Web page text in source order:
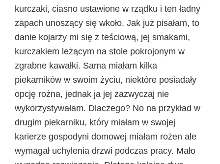
kurczaki, ciasno ustawione w rządku i ten ładny
zapach unoszący się wkoło. Jak już pisałam, to
danie kojarzy mi się z teściową, jej smakami,
kurczakiem leżącym na stole pokrojonym w
zgrabne kawałki. Sama miałam kilka
piekarników w swoim życiu, niektóre posiadały
opcję rożna, jednak ja jej zazwyczaj nie
wykorzystywałam. Dlaczego? No na przykład w
drugim piekarniku, który miałam w swojej
karierze gospodyni domowej miałam rożen ale
wymagał uchylenia drzwi podczas pracy. Mało